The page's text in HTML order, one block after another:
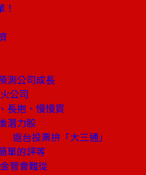
測公司成長
公司
長抱、慢慢買
潛力股
返台投票拚「大三通」
單的評等
管會難從